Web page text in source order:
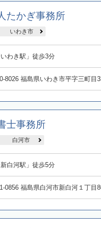
たかぎ事務所
いわき市
わき駅」徒歩3分
8026 福島県いわき市平字三町目
士事務所
白河市
白河駅」徒歩5分
0856 福島県白河市新白河１丁目